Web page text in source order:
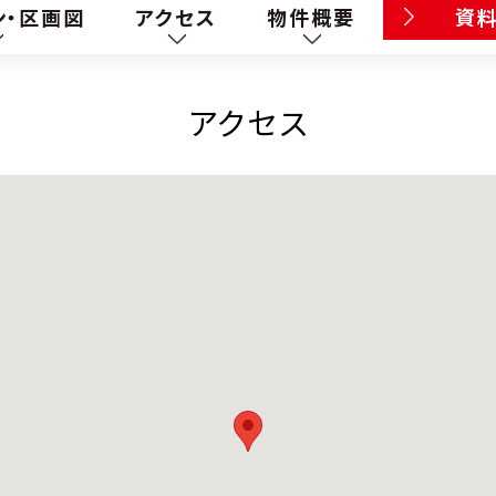
区画図 アクセス 物件概要 資
アクセス